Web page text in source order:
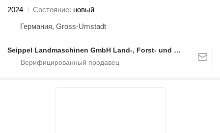
2024
Состояние новый
Германия, Gross-Umstadt
Seippel Landmaschinen GmbH Land-, Forst- und Gartentechnik